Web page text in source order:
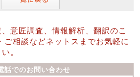
意匠調査、情報解析、翻訳のこ
ご相談などネットスまでお気軽に
。
話でのお問い合わせ